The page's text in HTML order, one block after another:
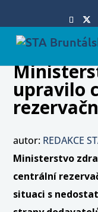
upravilo
autor: REDAKCE
Ministerstvo
centrální
situaci s